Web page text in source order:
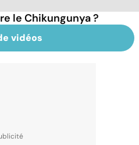
le Chikungunya ?
vidéos